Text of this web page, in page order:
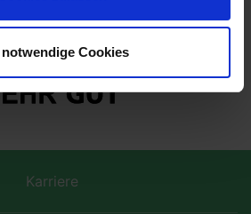
für soziale Medien anbieten
auf unsere Website zu
geben wir Informationen zu Ihrer
Website an unsere Partner für
Rahmen Ihrer Nutzung der Dienste
Cookies
Karriere